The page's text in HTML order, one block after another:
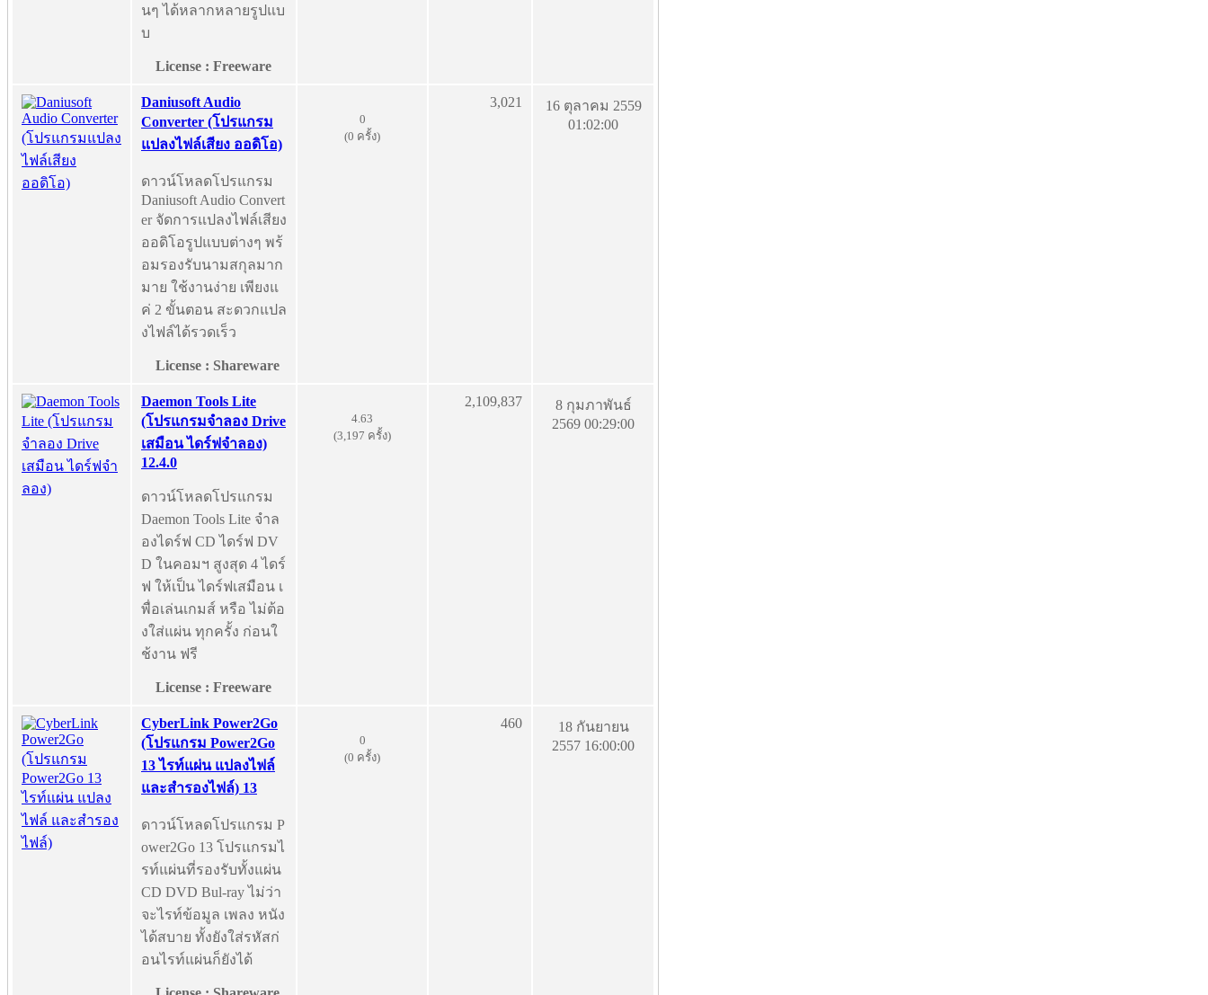
นๆ ได้หลากหลายรูปแบ
บ
License : Freeware
Daniusoft Audio
Converter (โปรแกรม
แปลงไฟล์เสียง ออดิโอ)
ดาวน์โหลดโปรแกรม
Daniusoft Audio Convert
er จัดการแปลงไฟล์เสียง
ออดิโอรูปแบบต่างๆ พร้
อมรองรับนามสกุลมาก
มาย ใช้งานง่าย เพียงแ
ค่ 2 ขั้นตอน สะดวกแปล
งไฟล์ได้รวดเร็ว
License : Shareware
0
(0 ครั้ง)
3,021
16 ตุลาคม 2559
01:02:00
Daemon Tools Lite
(โปรแกรมจำลอง Drive
เสมือน ไดร์ฟจําลอง)
12.4.0
ดาวน์โหลดโปรแกรม
Daemon Tools Lite จำล
องไดร์ฟ CD ไดร์ฟ DV
D ในคอมฯ สูงสุด 4 ไดร์
ฟ ให้เป็น ไดร์ฟเสมือน เ
พื่อเล่นเกมส์ หรือ ไม่ต้อ
งใส่แผ่น ทุกครั้ง ก่อนใ
ช้งาน ฟรี
License : Freeware
4.63
(3,197 ครั้ง)
2,109,837
8 กุมภาพันธ์
2569 00:29:00
CyberLink Power2Go
(โปรแกรม Power2Go
13 ไรท์แผ่น แปลงไฟล์
และสำรองไฟล์) 13
ดาวน์โหลดโปรแกรม P
ower2Go 13 โปรแกรมไ
รท์แผ่นที่รองรับทั้งแผ่น
CD DVD Bul-ray ไม่ว่า
จะไรท์ข้อมูล เพลง หนัง
ได้สบาย ทั้งยังใส่รหัสก่
อนไรท์แผ่นก็ยังได้
0
(0 ครั้ง)
460
18 กันยายน
2557 16:00:00